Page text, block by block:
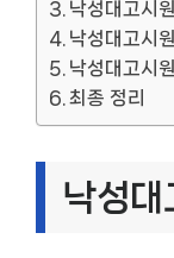
낙성대고시
낙성대고시
낙성대고시
최종 정리
낙성대